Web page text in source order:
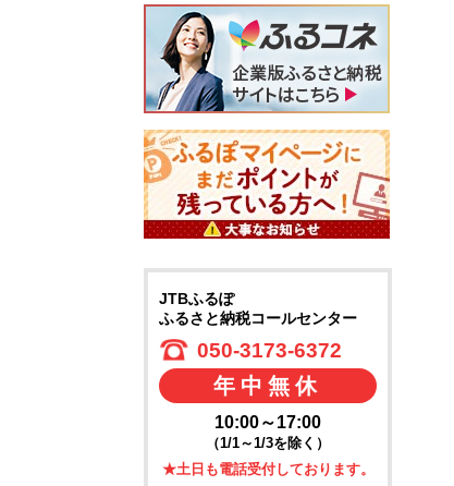
JTBふるぽ
ふるさと納税コールセンター
050-3173-6372
年中無休
10:00～17:00
（1/1～1/3を除く）
★土日も電話受付しております。